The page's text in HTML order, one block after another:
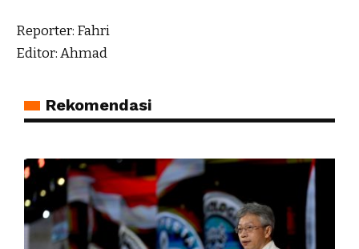
Reporter: Fahri
Editor: Ahmad
Rekomendasi